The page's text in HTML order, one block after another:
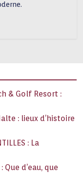
& Golf Resort :
: lieux d’histoire
: La
d’eau, que